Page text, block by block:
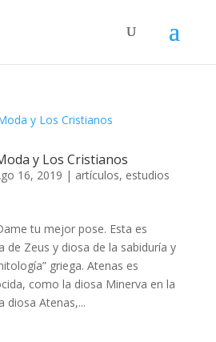
y Los Cristianos
16, 2019 | artículos, estudios
tu mejor pose. Esta es
de Zeus y diosa de la sabiduría y
griega. Atenas es
como la diosa Minerva en la
diosa Atenas,...